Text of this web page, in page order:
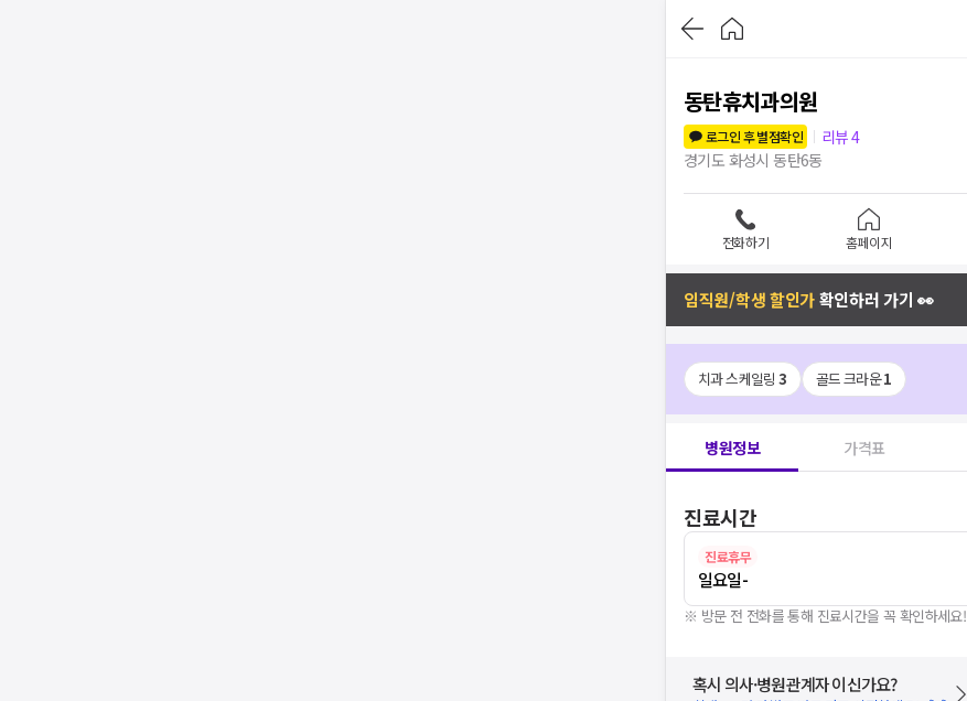
동탄휴치과의원
로그인 후 별점확인
리뷰4
경기도 화성시 동탄6동
전화하기 홈페이지
임직원/학생 할인가확인하러 가기 👀
치과 스케일링 3 골드 크라운1
병원정보 가격표
진료시간
진료휴무
일요일-
※ 방문 전 전화를 통해 진료시간을 꼭 확인하세요!
혹시 의사·병원관계자 이신가요?